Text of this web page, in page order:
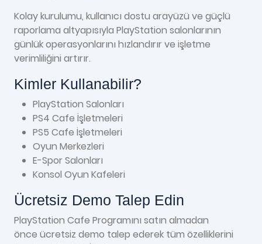
Kolay kurulumu, kullanıcı dostu arayüzü ve güçlü
raporlama altyapısıyla PlayStation salonlarının
günlük operasyonlarını hızlandırır ve işletme
verimliliğini artırır.
Kimler Kullanabilir?
PlayStation Salonları
PS4 Cafe İşletmeleri
PS5 Cafe İşletmeleri
Oyun Merkezleri
E-Spor Salonları
Konsol Oyun Kafeleri
Ücretsiz Demo Talep Edin
PlayStation Cafe Programını satın almadan
önce ücretsiz demo talep ederek tüm özelliklerini